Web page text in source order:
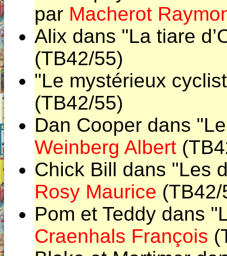
par Macherot
Alix dans "La tiare
(TB42/55)
"Le mystérieux
(TB42/55)
Dan Cooper dans
Weinberg Albert
Chick Bill dans "Les
Rosy Maurice (TB42/
Pom et Teddy dans
Craenhals François